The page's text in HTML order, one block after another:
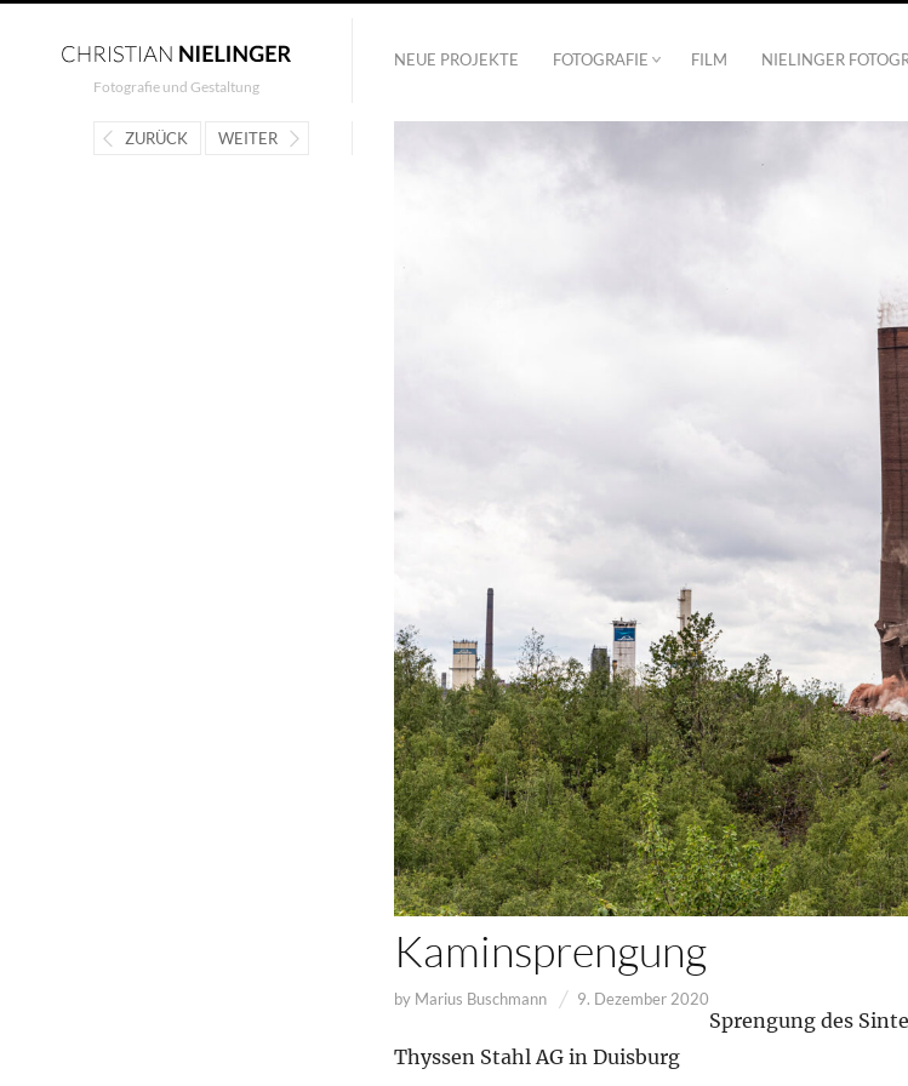
Fotografie und Gestaltung
NEUE PROJEKTE FOTOGRAFIE FILM NIELINGER
Kaminsprengung
by Marius Buschmann 9. Dezember 2020
Sprengung des
Thyssen Stahl AG in Duisburg
ZURÜCK WEITER